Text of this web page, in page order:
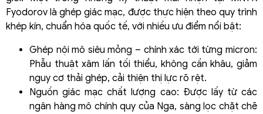
Fyodorov là ghép giác mạc, được thực hiện theo quy trình
khép kín, chuẩn hóa quốc tế, với nhiều ưu điểm nổi bật:
Ghép nội mô siêu mỏng – chính xác tới từng micron:
Phẫu thuật xâm lấn tối thiểu, không cần khâu, giảm
nguy cơ thải ghép, cải thiện thị lực rõ rệt.
Nguồn giác mạc chất lượng cao: Được lấy từ các
ngân hàng mô chính quy của Nga, sàng lọc chặt chẽ